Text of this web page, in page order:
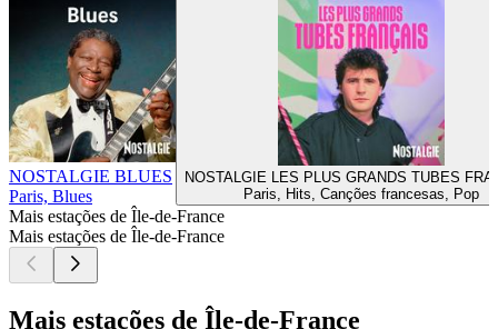
NOSTALGIE BLUES
Paris, Blues
NOSTALGIE LES PLUS GRANDS TUBES
Paris, Hits, Canções francesas, Pop
Mais estações de Île-de-France
Mais estações de Île-de-France
Mais estações de Île-de-France